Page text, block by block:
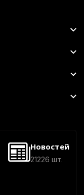
Новостей
21226 шт.